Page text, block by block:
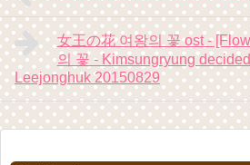
女王の花 여왕의 꽃 ost -
의 꽃 - Kimsungryung
Leejonghuk 20150829